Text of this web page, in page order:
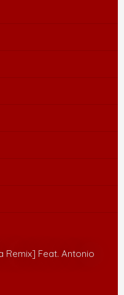
Remix] Feat. Antonio